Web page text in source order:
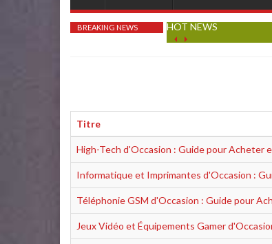
BREAKING NEWS
HOT NEWS
Titre
High-Tech d'Occasion : Guide pour Acheter
Informatique et Imprimantes d'Occasion :
Téléphonie GSM d'Occasion : Guide pour
Jeux Vidéo et Équipements Gamer